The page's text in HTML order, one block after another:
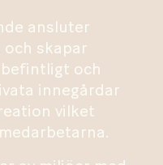
ansluter
skapar
och
innegårdar
vilket